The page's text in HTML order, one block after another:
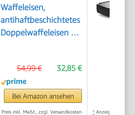
Waffeleisen,
antihaftbeschichtetes
Doppelwaffeleisen für
Herzwaffeleisen im
Slim-Design, ca. 1.200
W Leistung, schwarz,
WA 2106
32,85 €
54,99 €
Bei Amazon ansehen
Preis inkl. MwSt., zzgl. Versandkosten * Anzeige